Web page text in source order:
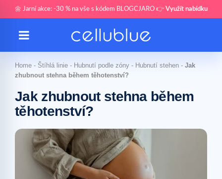
🌼 Jarní akce: -30 % na vše s kódem BLOGCJARO 👉 Využít nabídku
Home - Štíhlá linie - Hubnutí podle zóny - Hubnutí stehen - Jak
zhubnout stehna během těhotenství?
Jak zhubnout stehna během
těhotenství?